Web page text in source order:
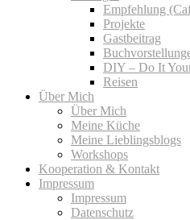
Empfehlung
Projekte
Gastbeitrag
DIY – Do It
Reisen
Über Mich
Über Mich
Meine Küche
Meine Lieblingsblogs
Workshops
Kooperation & Kontakt
Impressum
Impressum
Datenschutz